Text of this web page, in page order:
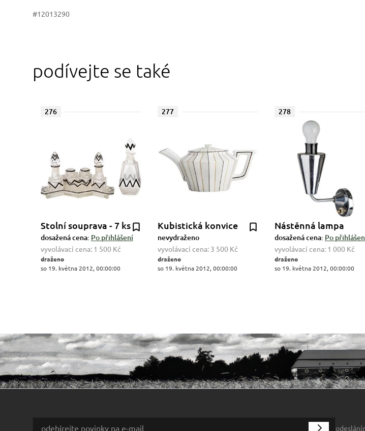
#12013290
podívejte se také
276
Stolní souprava - 7 ks
dosažená cena: Po přihlášení
vyvolávací cena: 1 500 Kč
draženo
so 19. května 2012, 00:00:00
277
Kubistická konvice
nevydraženo
vyvolávací cena: 3 500 Kč
draženo
so 19. května 2012, 00:00:00
278
Nástěnná lampa
dosažená cena: Po
vyvolávací cena: 1 000 Kč
draženo
so 19. května 2012, 00:00:00